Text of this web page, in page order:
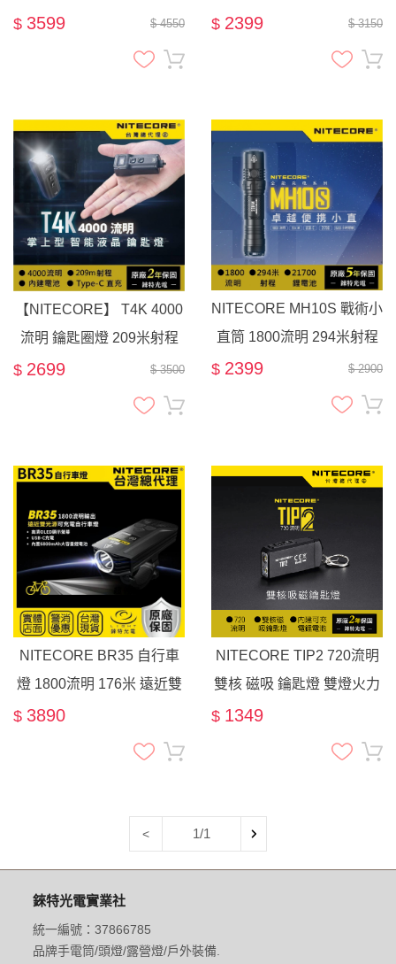
221米射程 21700 一鍵爆閃
破窗 攻擊頭 25.4mm 標準
$ 4550
$ 3599 $ 3150
$ 2399
【NITECORE】 T4K 4000
流明 鑰匙圈燈 209米射程
$ 3500
$ 2699
NITECORE MH10S 戰術小
直筒 1800流明 294米射程
勤務 警用 戰術手電筒 (可搭
配 NTR10 戰術指環)
$ 2900
$ 2399
NITECORE BR35 自行車
燈 1800流明 176米 遠近雙
光源 可充電 線控開關 腳踏
$ 3890
NITECORE TIP2 720流明
雙核 磁吸 鑰匙燈 雙燈火力
USB充電 電量提示 TUP
$ 1349
< 1/1
錸特光電實業社
統一編號：37866785
品牌手電筒/頭燈/露營燈/戶外裝備.